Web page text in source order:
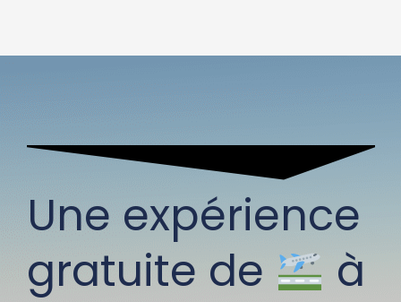
Une expérience
gratuite de
à